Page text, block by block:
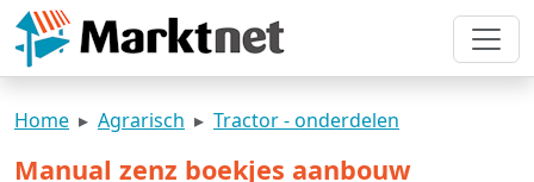
Home Agrarisch Tractor - onderdelen
Manual zenz boekjes aanbouw